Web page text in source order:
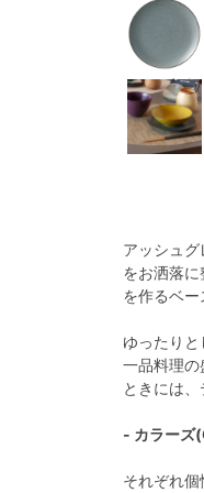
ｱｯｼｭｸﾞﾚｲ
27cmﾌﾟﾚｰﾄ
アッシュ
をお洒落
を作るベー
ゆったりと
一品料理
ときには
- カラー
それぞれ個